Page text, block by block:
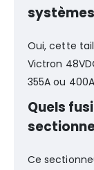
Oui, cette
Victron
355A ou
Quels
Ce